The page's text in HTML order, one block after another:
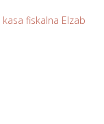
kasa fiskalna Elzab